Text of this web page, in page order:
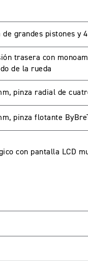
grandes pistones y
trasera con
de la rueda
pinza radial de
pinza flotante
con pantalla LCD
tu rut y password